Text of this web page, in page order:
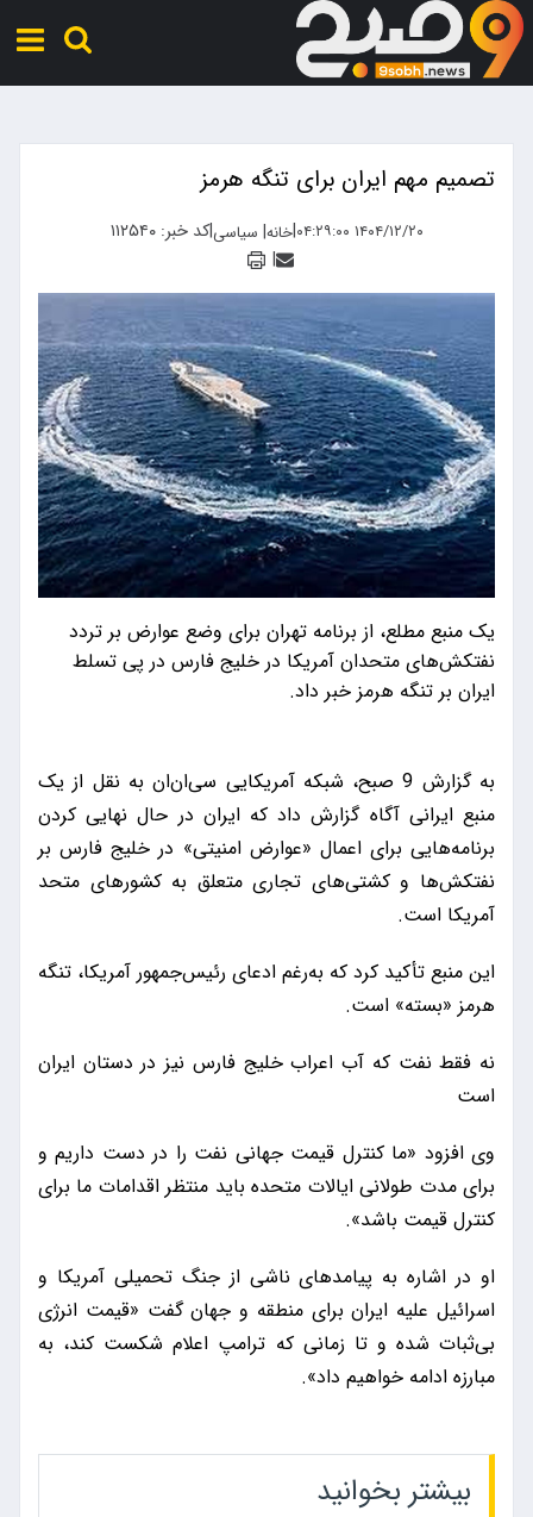
تصمیم مهم ایران برای تنگه هرمز
۱۴۰۴/۱۲/۲۰ ۰۴:۲۹:۰۰ |خانه| سیاسی|کد خبر: ۱۱۲۵۴۰
|
یک منبع مطلع، از برنامه تهران برای وضع عوارض بر تردد
نفتکش‌های متحدان آمریکا در خلیج فارس در پی تسلط
ایران بر تنگه هرمز خبر داد.
به گزارش 9 صبح، شبکه آمریکایی سی‌ان‌ان به نقل از یک
منبع ایرانی آگاه گزارش داد که ایران در حال نهایی کردن
برنامه‌هایی برای اعمال «عوارض امنیتی» در خلیج فارس بر
نفتکش‌ها و کشتی‌های تجاری متعلق به کشورهای متحد
آمریکا است.
این منبع تأکید کرد که به‌رغم ادعای رئیس‌جمهور آمریکا، تنگه
هرمز «بسته» است.
نه فقط نفت که آب اعراب خلیج فارس نیز در دستان ایران
است
وی افزود «ما کنترل قیمت جهانی نفت را در دست داریم و
برای مدت طولانی ایالات متحده باید منتظر اقدامات ما برای
کنترل قیمت باشد».
او در اشاره به پیامدهای ناشی از جنگ تحمیلی آمریکا و
اسرائیل علیه ایران برای منطقه و جهان گفت «قیمت انرژی
بی‌ثبات شده و تا زمانی که ترامپ اعلام شکست کند، به
مبارزه ادامه خواهیم داد».
بیشتر بخوانید